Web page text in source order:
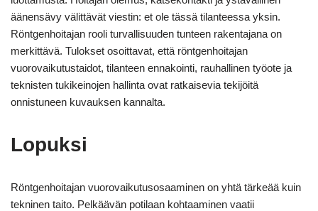
äänensävy välittävät viestin: et ole tässä tilanteessa yksin.
Röntgenhoitajan rooli turvallisuuden tunteen rakentajana on
merkittävä. Tulokset osoittavat, että röntgenhoitajan
vuorovaikutustaidot, tilanteen ennakointi, rauhallinen työote ja
teknisten tukikeinojen hallinta ovat ratkaisevia tekijöitä
onnistuneen kuvauksen kannalta.
Lopuksi
Röntgenhoitajan vuorovaikutusosaaminen on yhtä tärkeää kuin
tekninen taito. Pelkäävän potilaan kohtaaminen vaatii